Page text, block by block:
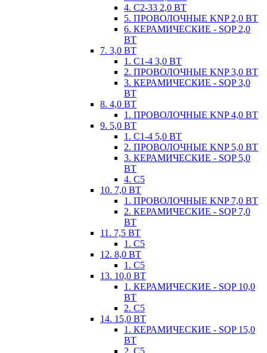
4. С2-33 2,0 ВТ
5. ПРОВОЛОЧНЫЕ KNP 2,0 ВТ
6. КЕРАМИЧЕСКИЕ - SQP 2,0
ВТ
7. 3,0 ВТ
1. С1-4 3,0 ВТ
2. ПРОВОЛОЧНЫЕ KNP 3,0 ВТ
3. КЕРАМИЧЕСКИЕ - SQP 3,0
ВТ
8. 4,0 ВТ
1. ПРОВОЛОЧНЫЕ KNP 4,0 ВТ
9. 5,0 ВТ
1. С1-4 5,0 ВТ
2. ПРОВОЛОЧНЫЕ KNP 5,0 ВТ
3. КЕРАМИЧЕСКИЕ - SQP 5,0
ВТ
4. С5
10. 7,0 ВТ
1. ПРОВОЛОЧНЫЕ KNP 7,0 ВТ
2. КЕРАМИЧЕСКИЕ - SQP 7,0
ВТ
11. 7,5 ВТ
1. С5
12. 8,0 ВТ
1. С5
13. 10,0 ВТ
1. КЕРАМИЧЕСКИЕ - SQP 10,0
ВТ
2. С5
14. 15,0 ВТ
1. КЕРАМИЧЕСКИЕ - SQP 15,0
ВТ
2. С5